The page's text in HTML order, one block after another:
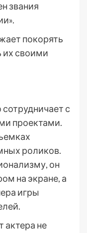
звания
покорять
их своими
с
проектами.
роликов.
он
на экране, а
игры
актера не